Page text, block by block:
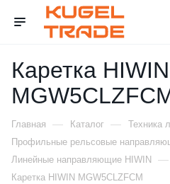
Каретка HIWIN
Главная — Каталог — Техника
Профильные рельсовые
Линейные направляющие HIWIN —
Каретка HIWIN MGW5CLZFCM